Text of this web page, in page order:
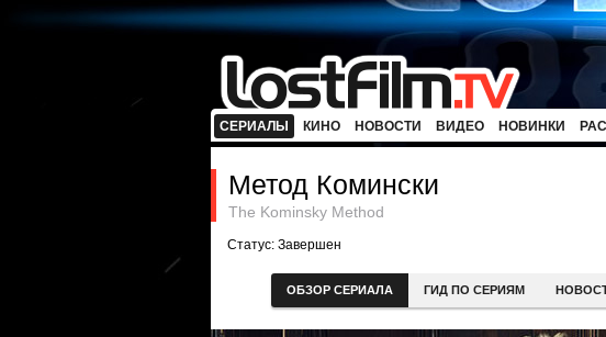
СЕРИАЛЫ КИНО НОВОСТИ ВИДЕО НОВИНКИ
Метод Комински
The Kominsky Method
Статус: Завершен
ОБЗОР СЕРИАЛА ГИД ПО СЕРИЯМ